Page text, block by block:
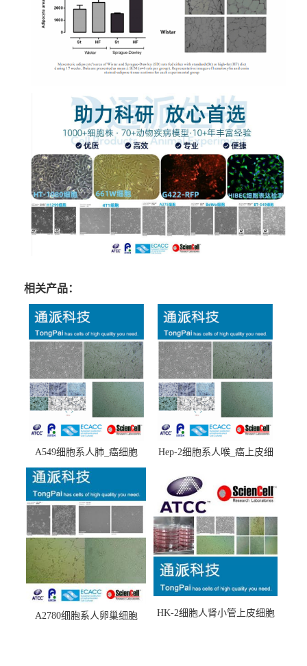
相关产品：
A549细胞系人肺_癌细胞
(A549细胞)
Hep-2细胞系人喉_癌上皮细
A2780细胞系人卵巢细胞
HK-2细胞人肾小管上皮细胞